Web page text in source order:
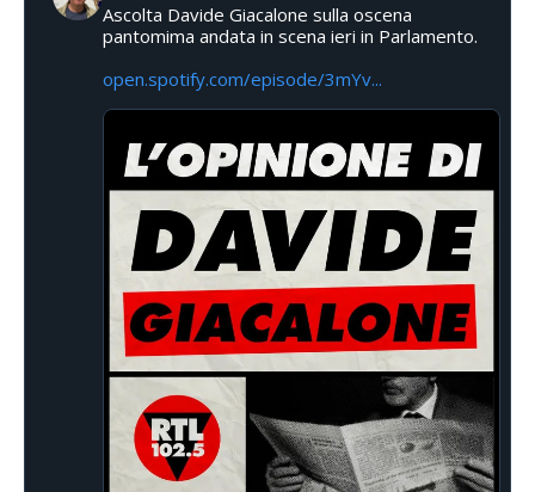
Ascolta Davide Giacalone sulla oscena
pantomima andata in scena ieri in Parlamento.
open.spotify.com/episode/3mYv...